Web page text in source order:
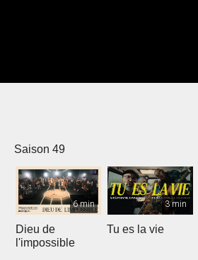
Saison 49
6 min
Dieu de
l'impossible
3 min
Tu es la vie